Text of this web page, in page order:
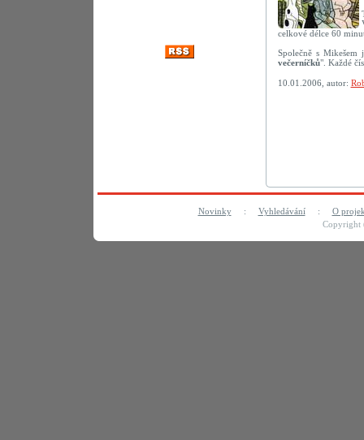
celkové délce 60
Společně s
večerníčků". Každé
10.01.2006, autor:
Novinky: Vyhledávání: O
Copyright